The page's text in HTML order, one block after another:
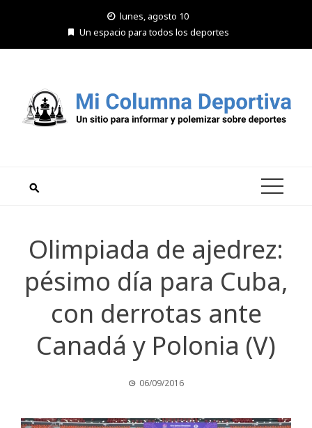
lunes, agosto 10
Un espacio para todos los deportes
Olimpiada de ajedrez:
pésimo día para Cuba,
con derrotas ante
Canadá y Polonia (V)
06/09/2016